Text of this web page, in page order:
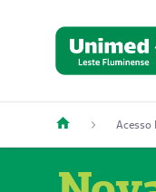
Acesso